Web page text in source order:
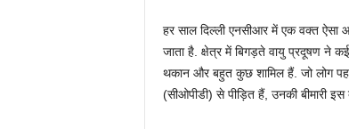
हर साल दिल्ली एनसीआर में एक वक्त ऐसा
जाता है. क्षेत्र में बिगड़ते वायु प्रदूषण ने
थकान और बहुत कुछ शामिल हैं. जो लोग
(सीओपीडी) से पीड़ित हैं, उनकी बीमारी